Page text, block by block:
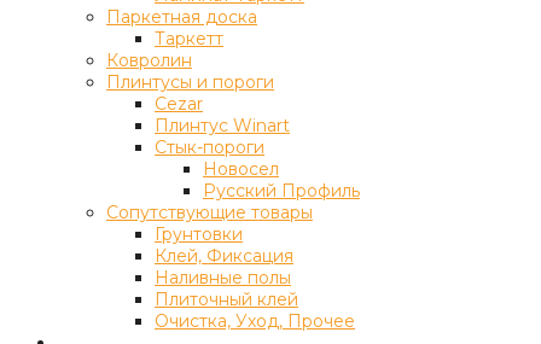
Паркетная доска
Таркетт
Ковролин
Плинтусы и пороги
Cezar
Плинтус Winart
Стык-пороги
Новосел
Русский Профиль
Сопутствующие товары
Грунтовки
Клей, Фиксация
Наливные полы
Плиточный клей
Очистка, Уход, Прочее